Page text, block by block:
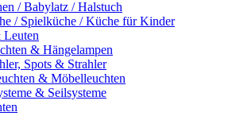
/ Babylatz / Halstuch
/ Spielküche / Küche für Kinder
& Hängelampen
Spots & Strahler
& Möbelleuchten
& Seilsysteme